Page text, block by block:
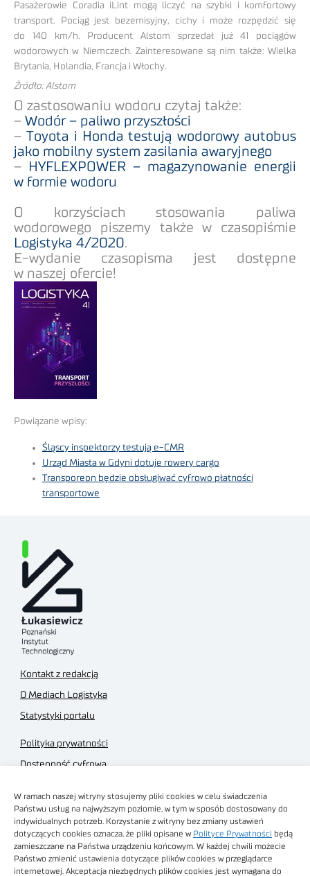
W ramach naszej witryny stosujemy pliki cookies w celu świadczenia
Państwu usług na najwyższym poziomie, w tym w sposób dostosowany do
indywidualnych potrzeb. Korzystanie z witryny bez zmiany ustawień
dotyczących cookies oznacza, że pliki opisane w Polityce Prywatności będą
zamieszczane na Państwa urządzeniu końcowym. W każdej chwili możecie
Państwo zmienić ustawienia dotyczące plików cookies w przeglądarce
internetowej. Akceptacja niezbędnych plików cookies jest wymagana do
Pasażerowie Coradia iLint mogą liczyć na szybki i komfortowy
transport. Pociąg jest bezemisyjny, cichy i może rozpędzić się
do 140 km/h. Producent Alstom sprzedał już 41 pociągów
wodorowych w Niemczech. Zainteresowane są nim także: Wielka
Brytania, Holandia, Francja i Włochy.
Źródło: Alstom
O zastosowaniu wodoru czytaj także:
– Wodór – paliwo przyszłości
– Toyota i Honda testują wodorowy autobus
jako mobilny system zasilania awaryjnego
–
HYFLEXPOWER – magazynowanie energii
w formie wodoru
O korzyściach stosowania paliwa
wodorowego piszemy także w czasopiśmie
Logistyka 4/2020.
E-wydanie czasopisma jest dostępne
w naszej ofercie!
Powiązane wpisy:
Śląscy inspektorzy testują e-CMR
Urząd Miasta w Gdyni dotuje rowery cargo
Transporeon będzie obsługiwać cyfrowo płatności
transportowe
Kontakt z redakcją
O Mediach Logistyka
Statystyki portalu
Polityka prywatności
Dostępność cyfrowa
Regulamin sklepu